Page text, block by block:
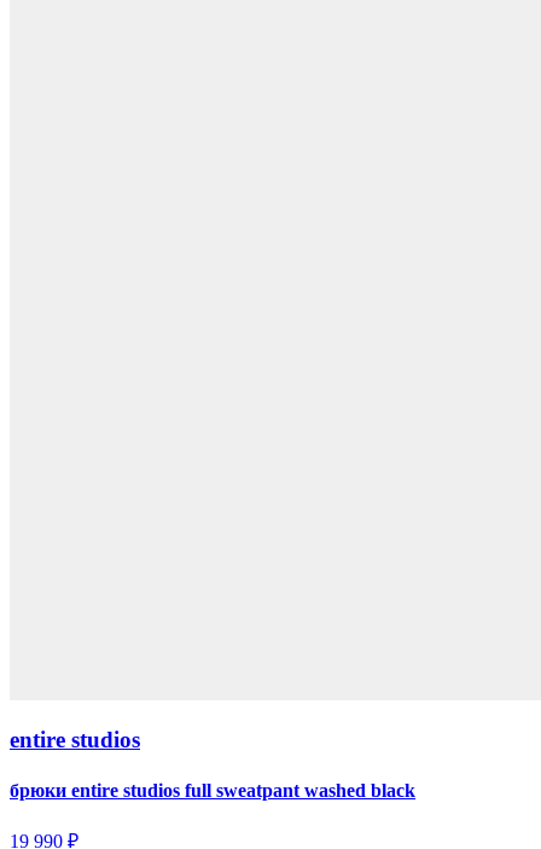
entire studios
брюки entire studios full sweatpant washed black
19 990 ₽